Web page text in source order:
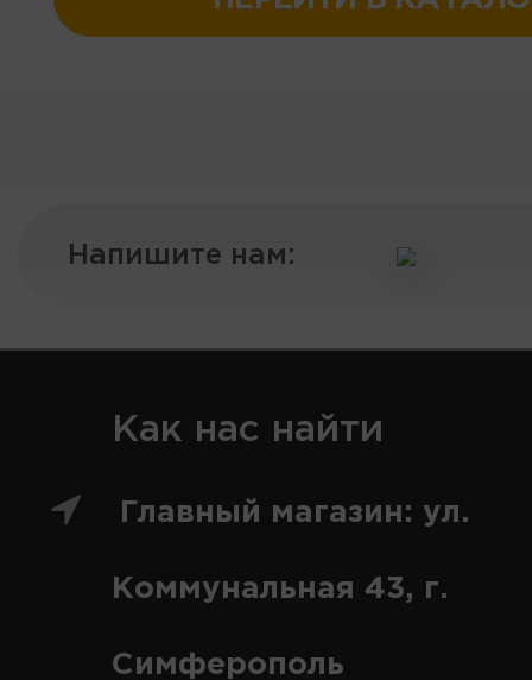
Напишите нам:
Как нас найти
Главный магазин: ул.
Коммунальная 43, г.
Симферополь